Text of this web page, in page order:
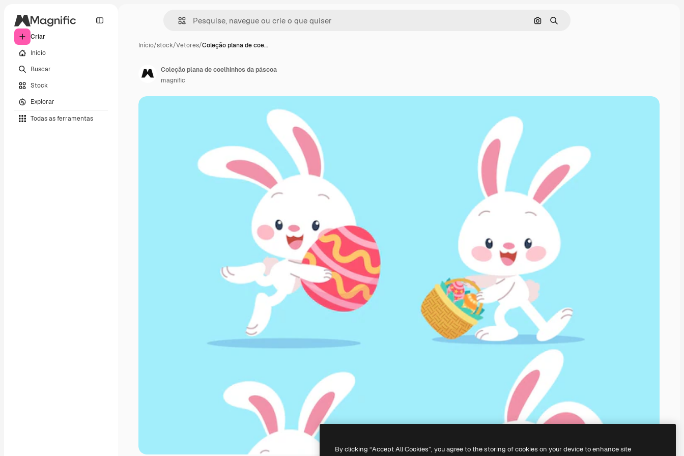
Criar
Início
Buscar
Stock
Explorar
Todas as ferramentas
Pesquisar por imagem
Buscar
Início/stock/Vetores/Coleção plana de coe…
Coleção plana de coelhinhos da páscoa
magnific
By clicking “Accept All Cookies”, you agree to the storing of cookies on your device to enhance site